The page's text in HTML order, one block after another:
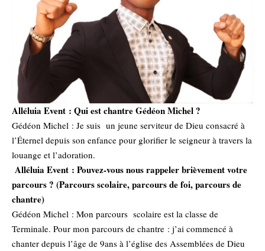
Alléluia Event : Qui est chantre Gédéon Michel ?
Gédéon Michel : Je suis un jeune serviteur de Dieu consacré à
l’Éternel depuis son enfance pour glorifier le seigneur à travers la
louange et l’adoration.
Alléluia Event : Pouvez-vous nous rappeler brièvement votre
parcours ? (Parcours scolaire, parcours de foi, parcours de
chantre)
Gédéon Michel : Mon parcours scolaire est la classe de
Terminale. Pour mon parcours de chantre : j’ai commencé à
chanter depuis l’âge de 9ans à l’église des Assemblées de Dieu